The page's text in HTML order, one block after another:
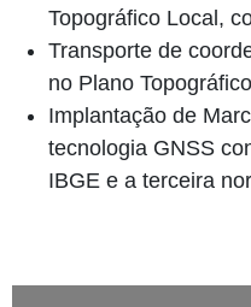
Topográfico Local,
Transporte de
no Plano
Implantação de
tecnologia GNSS
IBGE e a terceira